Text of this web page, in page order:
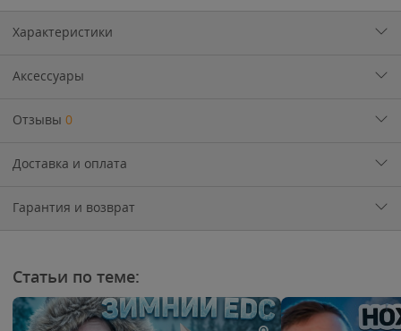
Характеристики
Аксессуары
Отзывы 0
Доставка и оплата
Гарантия и возврат
Статьи по теме: